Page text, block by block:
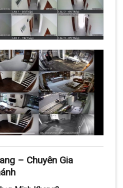
– Chuyên Gia